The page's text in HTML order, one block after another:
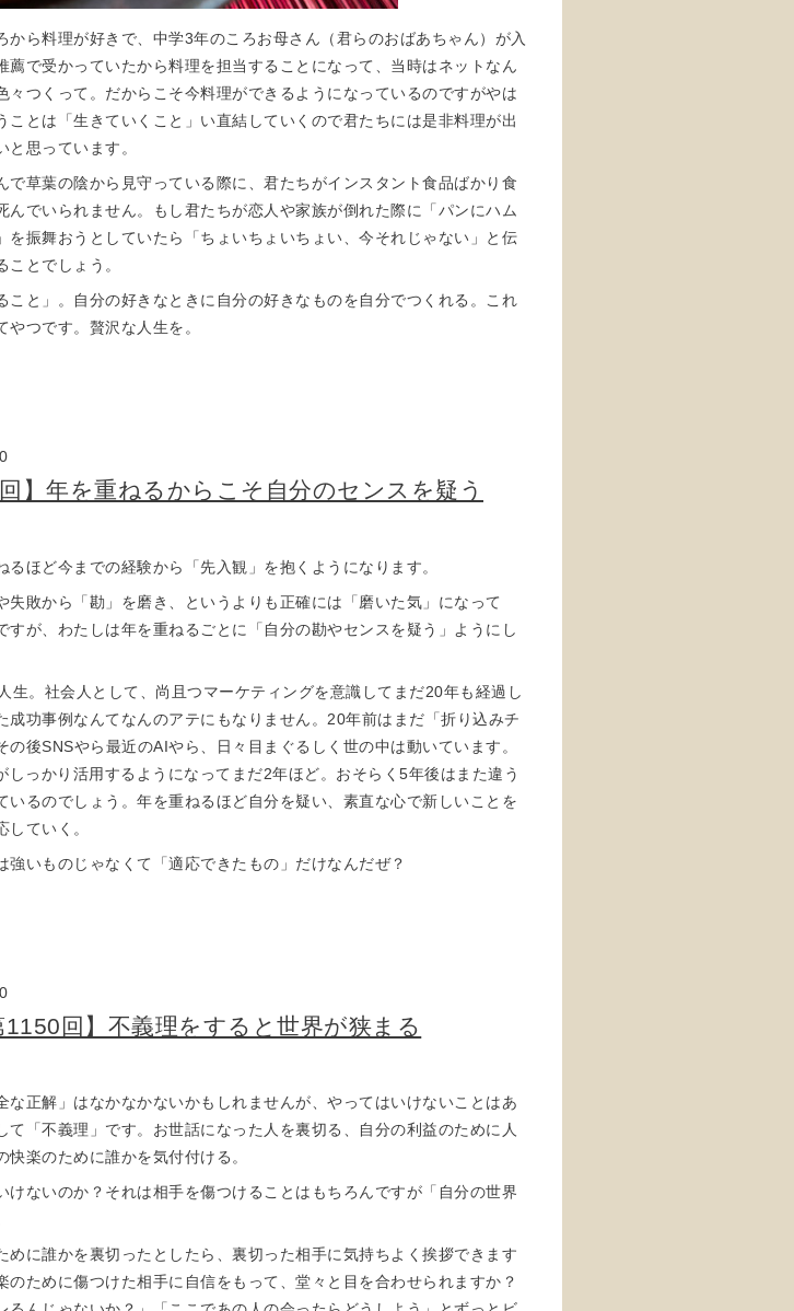
から料理が好きで、中学3年のころお母さん（君らのおばあちゃん）が入
薦で受かっていたから料理を担当することになって、当時はネットなん
々つくって。だからこそ今料理ができるようになっているのですがやは
ことは「生きていくこと」い直結していくので君たちには是非料理が出
思っています。
で草葉の陰から見守っている際に、君たちがインスタント食品ばかり食
んでいられません。もし君たちが恋人や家族が倒れた際に「パンにハム
を振舞おうとしていたら「ちょいちょいちょい、今それじゃない」と伝
ことでしょう。
こと」。自分の好きなときに自分の好きなものを自分でつくれる。これ
やつです。贅沢な人生を。
回】年を重ねるからこそ自分のセンスを疑う
るほど今までの経験から「先入観」を抱くようになります。
失敗から「勘」を磨き、というよりも正確には「磨いた気」になって
すが、わたしは年を重ねるごとに「自分の勘やセンスを疑う」ようにし
生。社会人として、尚且つマーケティングを意識してまだ20年も経過し
成功事例なんてなんのアテにもなりません。20年前はまだ「折り込みチ
の後SNSやら最近のAIやら、日々目まぐるしく世の中は動いています。
しっかり活用するようになってまだ2年ほど。おそらく5年後はまた違う
いるのでしょう。年を重ねるほど自分を疑い、素直な心で新しいことを
ていく。
強いものじゃなくて「適応できたもの」だけなんだぜ？
1150回】不義理をすると世界が狭まる
な正解」はなかなかないかもしれませんが、やってはいけないことはあ
て「不義理」です。お世話になった人を裏切る、自分の利益のために人
快楽のために誰かを気付付ける。
けないのか？それは相手を傷つけることはもちろんですが「自分の世界
めに誰かを裏切ったとしたら、裏切った相手に気持ちよく挨拶できます
のために傷つけた相手に自信をもって、堂々と目を合わせられますか？